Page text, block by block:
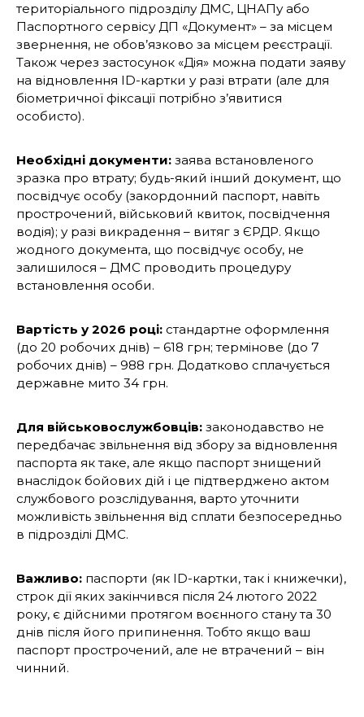
територіального підрозділу ДМС, ЦНАПу або
Паспортного сервісу ДП «Документ» – за місцем
звернення, не обов’язково за місцем реєстрації.
Також через застосунок «Дія» можна подати заяву
на відновлення ID-картки у разі втрати (але для
біометричної фіксації потрібно з’явитися
особисто).
Необхідні документи: заява встановленого
зразка про втрату; будь-який інший документ, що
посвідчує особу (закордонний паспорт, навіть
прострочений, військовий квиток, посвідчення
водія); у разі викрадення – витяг з ЄРДР. Якщо
жодного документа, що посвідчує особу, не
залишилося – ДМС проводить процедуру
встановлення особи.
Вартість у 2026 році: стандартне оформлення
(до 20 робочих днів) – 618 грн; термінове (до 7
робочих днів) – 988 грн. Додатково сплачується
державне мито 34 грн.
Для військовослужбовців: законодавство не
передбачає звільнення від збору за відновлення
паспорта як таке, але якщо паспорт знищений
внаслідок бойових дій і це підтверджено актом
службового розслідування, варто уточнити
можливість звільнення від сплати безпосередньо
в підрозділі ДМС.
Важливо: паспорти (як ID-картки, так і книжечки),
строк дії яких закінчився після 24 лютого 2022
року, є дійсними протягом воєнного стану та 30
днів після його припинення. Тобто якщо ваш
паспорт прострочений, але не втрачений – він
чинний.